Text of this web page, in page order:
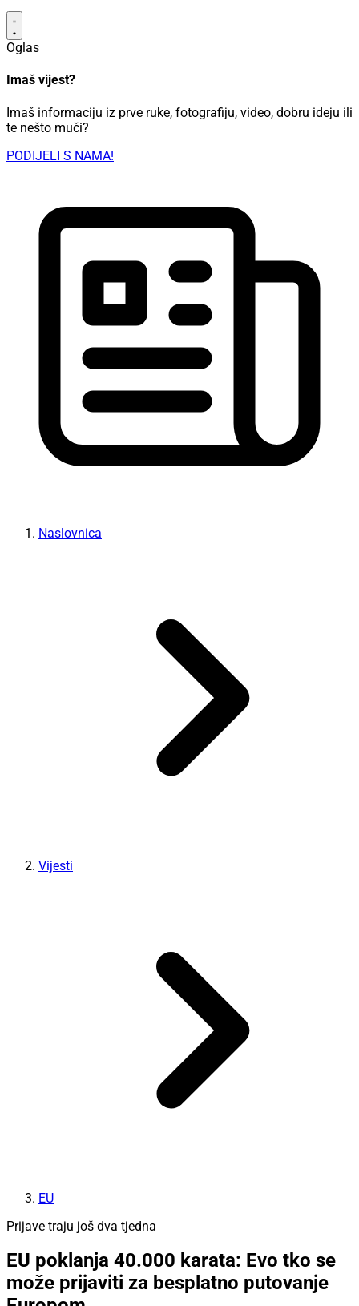
Oglas
Imaš vijest?
Imaš informaciju iz prve ruke, fotografiju, video, dobru ideju ili
te nešto muči?
PODIJELI S NAMA!
Naslovnica
Vijesti
EU
Prijave traju još dva tjedna
EU poklanja 40.000 karata: Evo tko se
može prijaviti za besplatno putovanje